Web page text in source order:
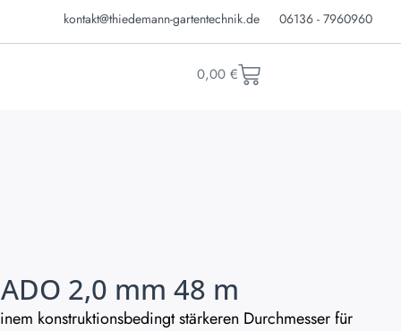
kontakt@thiedemann-gartentechnik.de 06136 - 7960960
0,00 €
2,0 mm 48 m
konstruktionsbedingt stärkeren Durchmesser für